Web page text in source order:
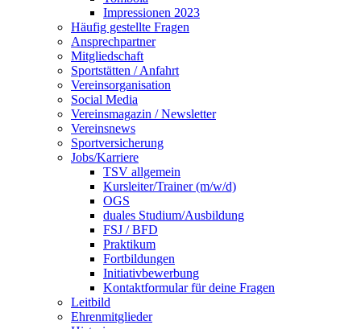
Impressionen 2023
Häufig gestellte Fragen
Ansprechpartner
Mitgliedschaft
Sportstätten / Anfahrt
Vereinsorganisation
Social Media
Vereinsmagazin / Newsletter
Vereinsnews
Sportversicherung
Jobs/Karriere
TSV allgemein
Kursleiter/Trainer (m/w/d)
OGS
duales Studium/Ausbildung
FSJ / BFD
Praktikum
Fortbildungen
Initiativbewerbung
Kontaktformular für deine Fragen
Leitbild
Ehrenmitglieder